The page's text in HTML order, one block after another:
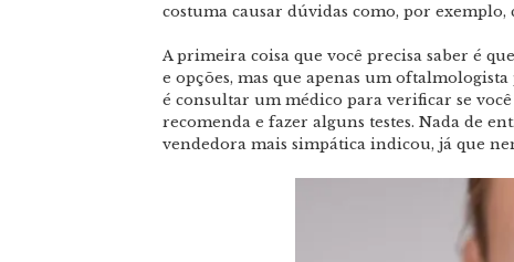
costuma causar dúvidas como, por
A primeira coisa que você precisa saber é
e opções, mas que apenas um
é consultar um médico para verificar se você
recomenda e fazer alguns testes. Nada de
vendedora mais simpática indicou, já que